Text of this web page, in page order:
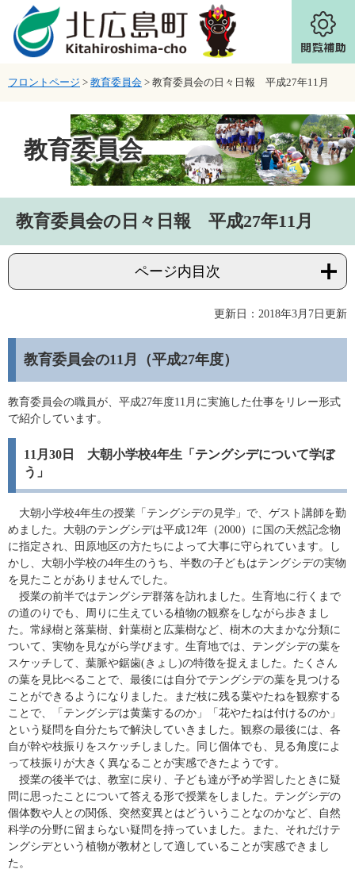
ページの先頭です。
メニューを飛ばして本文へ
フロントページ > 教育委員会 > 教育委員会の日々日報 平成27年11月
教育委員会
教育委員会の日々日報 平成27年11月
ページ内目次
更新日：2018年3月7日更新
教育委員会の11月（平成27年度）
教育委員会の職員が、平成27年度11月に実施した仕事をリレー形式
で紹介しています。
11月30日 大朝小学校4年生「テングシデについて学ぼ
う」
大朝小学校4年生の授業「テングシデの見学」で、ゲスト講師を勤
めました。大朝のテングシデは平成12年（2000）に国の天然記念物
に指定され、田原地区の方たちによって大事に守られています。し
かし、大朝小学校の4年生のうち、半数の子どもはテングシデの実物
を見たことがありませんでした。
授業の前半ではテングシデ群落を訪れました。生育地に行くまで
の道のりでも、周りに生えている植物の観察をしながら歩きまし
た。常緑樹と落葉樹、針葉樹と広葉樹など、樹木の大まかな分類に
ついて、実物を見ながら学びます。生育地では、テングシデの葉を
スケッチして、葉脈や鋸歯(きょし)の特徴を捉えました。たくさん
の葉を見比べることで、最後には自分でテングシデの葉を見つける
ことができるようになりました。まだ枝に残る葉やたねを観察する
ことで、「テングシデは黄葉するのか」「花やたねは付けるのか」
という疑問を自分たちで解決していきました。観察の最後には、各
自が幹や枝振りをスケッチしました。同じ個体でも、見る角度によ
って枝振りが大きく異なることが実感できたようです。
授業の後半では、教室に戻り、子ども達が予め学習したときに疑
問に思ったことについて答える形で授業をしました。テングシデの
個体数や人との関係、突然変異とはどういうことなのかなど、自然
科学の分野に留まらない疑問を持っていました。また、それだけテ
ングシデという植物が教材として適していることが実感できまし
た。